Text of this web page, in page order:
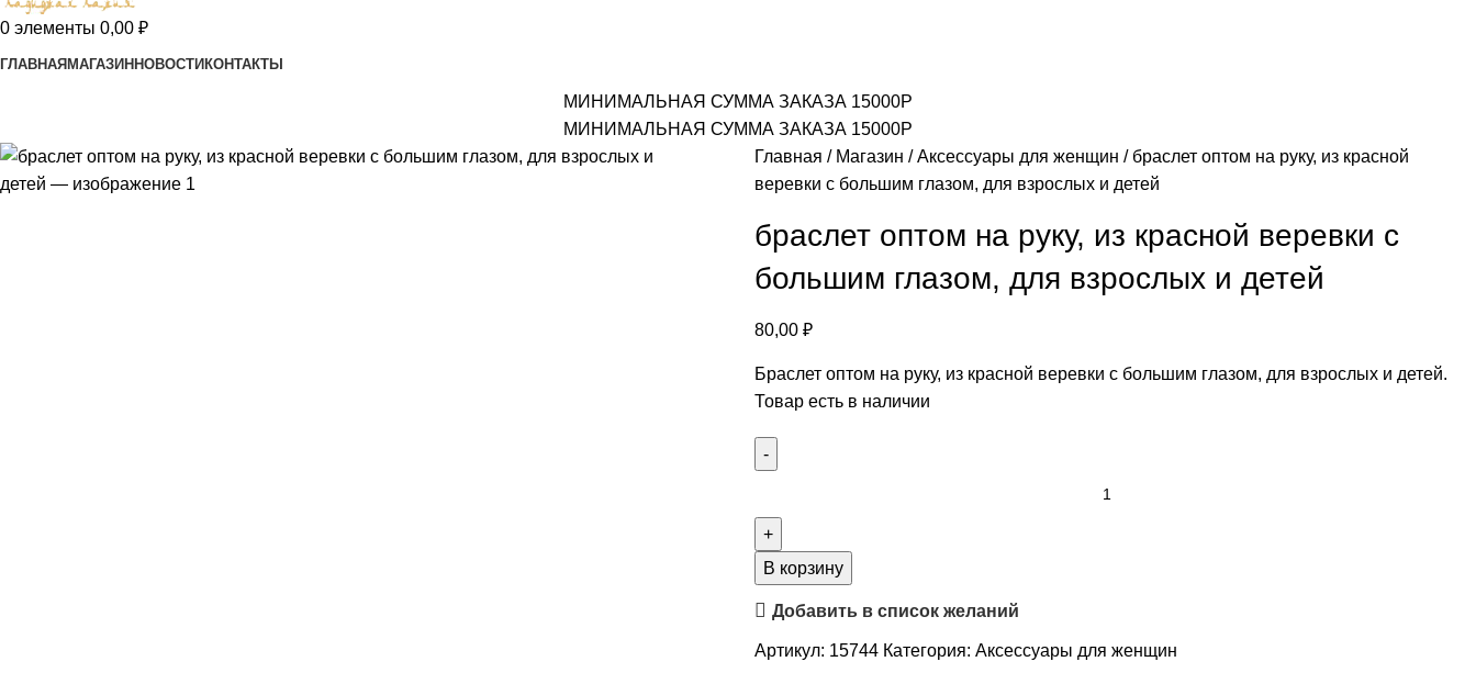
0 элементы 0,00 ₽
ГЛАВНАЯ МАГАЗИН НОВОСТИ КОНТАКТЫ
МИНИМАЛЬНАЯ СУММА ЗАКАЗА 15000Р
МИНИМАЛЬНАЯ СУММА ЗАКАЗА 15000Р
Главная
Магазин Аксессуары для женщин
браслет оптом на руку, из красной
веревки с большим глазом, для взрослых и детей
браслет оптом на руку, из красной веревки с
большим глазом, для взрослых и детей
80,00 ₽
Браслет оптом на руку, из красной веревки с большим глазом, для взрослых и детей.
Товар есть в наличии
В корзину
Добавить в список желаний
Артикул: 15744 Категория: Аксессуары для женщин